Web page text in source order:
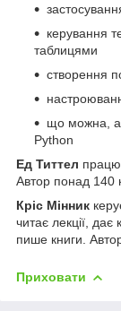
керування
таблицями
створення
що можна, а
Python
Ед Титтел
Автор понад 140
Кріс Мінник
читає лекції, дає
пише книги.
Приховати